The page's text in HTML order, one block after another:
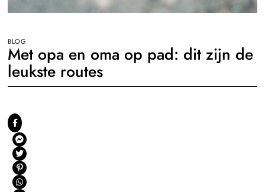
BLOG
Met opa en oma op pad: dit zijn de
leukste routes